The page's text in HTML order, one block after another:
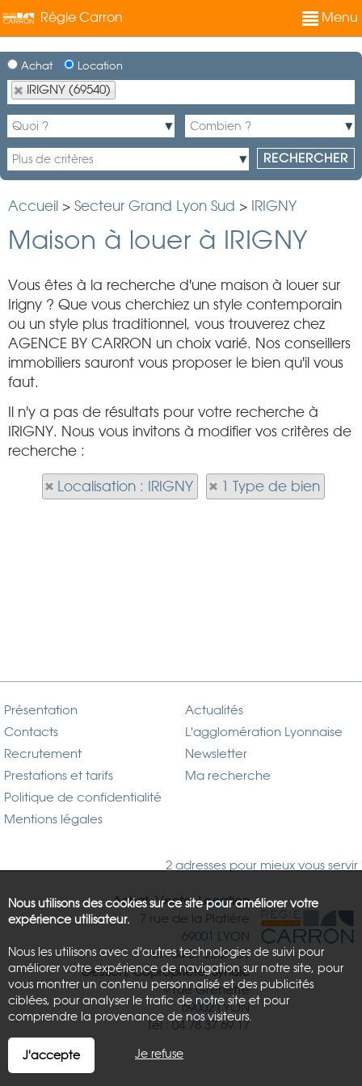
Régie Carron Menu
Achat Location
IRIGNY (69540)
Accueil > Secteur Grand Lyon Sud > IRIGNY
Maison à louer à IRIGNY
Vous êtes à la recherche d'une maison à louer sur
Irigny ? Que vous cherchiez un style contemporain
ou un style plus traditionnel, vous trouverez chez
AGENCE BY CARRON un choix varié. Nos conseillers
immobiliers sauront vous proposer le bien qu'il vous
faut.
Il n'y a pas de résultats pour votre recherche à
IRIGNY. Nous vous invitons à modifier vos critères de
recherche :
Localisation : IRIGNY 1 Type de bien
Présentation
Contacts
Recrutement
Prestations et tarifs
Politique de confidentialité
Mentions légales
Actualités
L'agglomération Lyonnaise
Newsletter
Ma recherche
2 adresses pour mieux vous servir
Achat, Vente, Location
7 rue de la Platière
69001 LYON
Tél : 04.37.26.21.81
Gestion, Copropriété, Syndic
9 rue Grenette
69002 LYON
Tél : 04.78.37.69.17
Nous utilisons des cookies sur ce site pour améliorer votre
expérience utilisateur.
Nous les utilisons avec d'autres technologies de suivi pour
améliorer votre expérience de navigation sur notre site, pour
vous montrer un contenu personnalisé et des publicités
ciblées, pour analyser le trafic de notre site et pour
comprendre la provenance de nos visiteurs.
J'accepte Je refuse